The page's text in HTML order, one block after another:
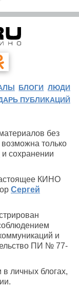
БЛОГИ ЛЮДИ
ПУБЛИКАЦИЙ
без
только
и сохранении
КИНО
Сергей
и
ПИ № 77-
личных блогах,